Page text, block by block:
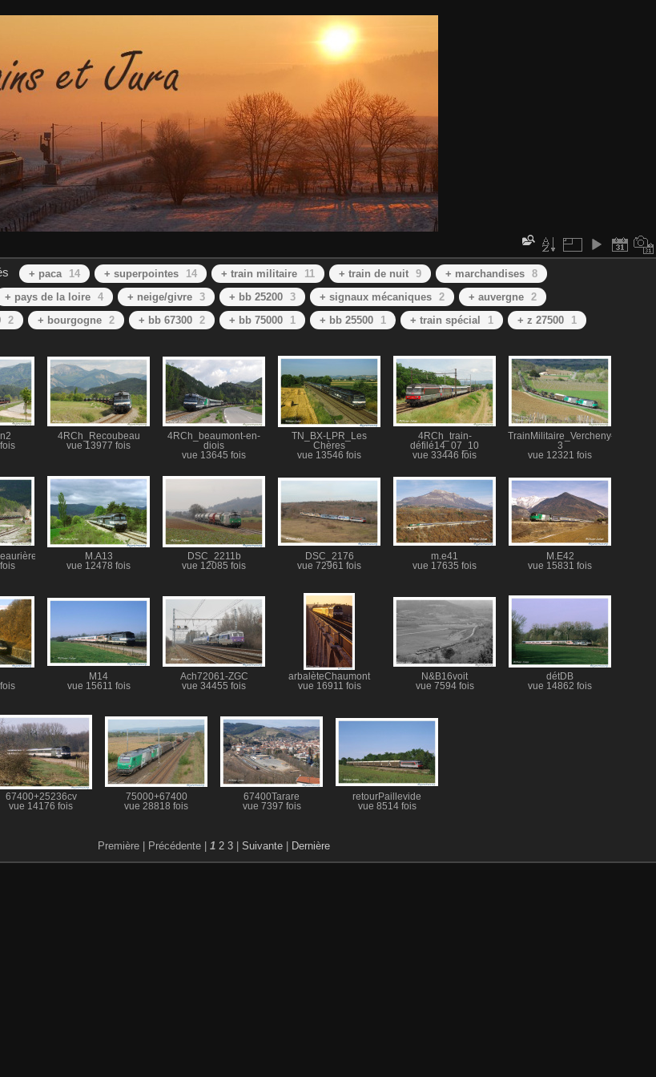
+ paca 14 + superpointes 14 + train militaire 11 + train de nuit 9 + marchandises 8
+ pays de la loire 4 + neige/givre 3 + bb 25200 3 + signaux mécaniques 2 + auvergne 2
2 + bourgogne 2 + bb 67300 2 + bb 75000 1 + bb 25500 1 + train spécial 1 + z 27500 1
4RCh_Recoubeau
vue 13977 fois
4RCh_beaumont-en-
diois
vue 13645 fois
TN_BX-LPR_Les
Chères
vue 13546 fois
4RCh_train-
défilé14_07_10
vue 33446 fois
TrainMilitaire_Vercheny-
3
vue 12321 fois
M.A13
vue 12478 fois
DSC_2211b
vue 12085 fois
DSC_2176
vue 72961 fois
m.e41
vue 17635 fois
M.E42
vue 15831 fois
M14
vue 15611 fois
Ach72061-ZGC
vue 34455 fois
arbalèteChaumont
vue 16911 fois
N&B16voit
vue 7594 fois
détDB
vue 14862 fois
67400+25236cv
vue 14176 fois
75000+67400
vue 28818 fois
67400Tarare
vue 7397 fois
retourPaillevide
vue 8514 fois
Première | Précédente | 1 2 3 | Suivante | Dernière